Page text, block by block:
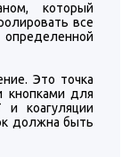
который
все
Это точка
кнопками для
и коагуляции
должна быть